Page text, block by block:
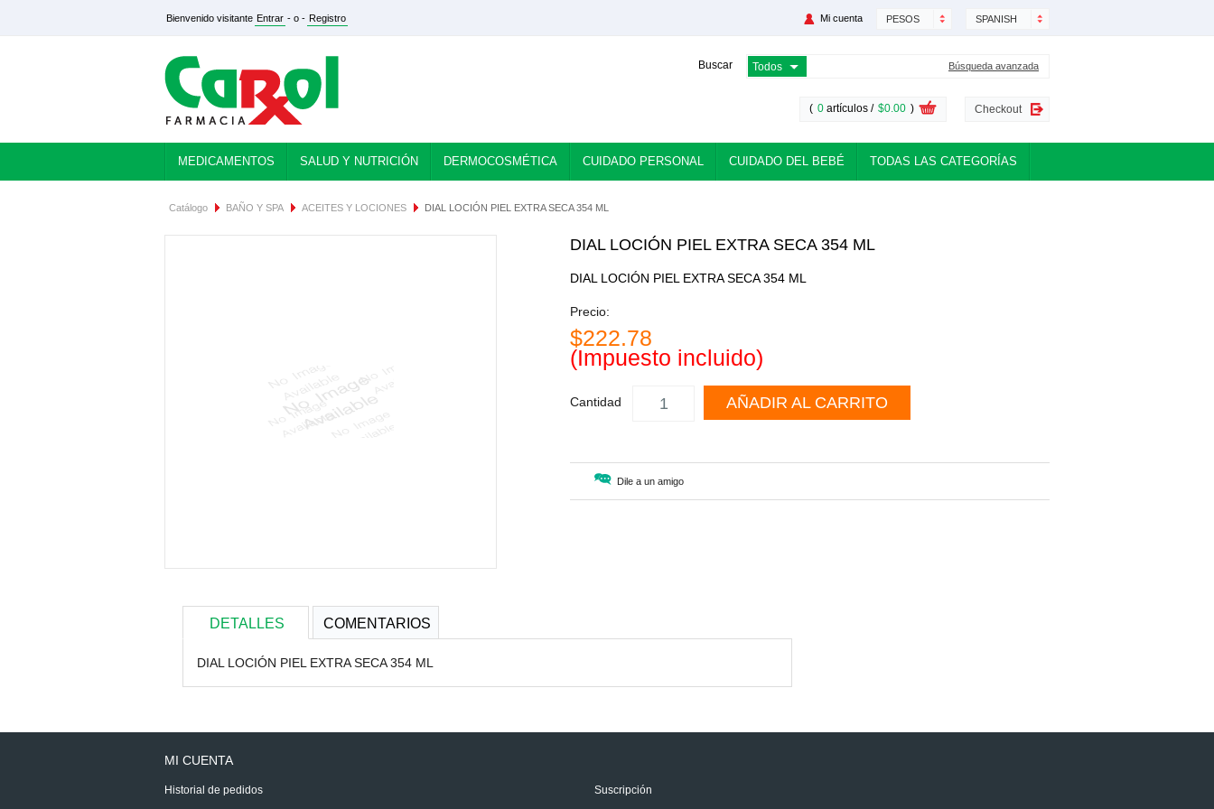
Bienvenido visitante Entrar - o - Registro SPANISH
PESOS
Mi cuenta
Buscar Búsqueda avanzada
( 0 artículos / $0.00 ) Checkout
MEDICAMENTOS SALUD Y NUTRICIÓN DERMOCOSMÉTICA CUIDADO PERSONAL CUIDADO DEL BEBÉ TODAS LAS CATEGORÍAS
Catálogo BAÑO Y SPA ACEITES Y LOCIONES DIAL LOCIÓN PIEL EXTRA SECA 354 ML
DIAL LOCIÓN PIEL EXTRA SECA 354 ML
DIAL LOCIÓN PIEL EXTRA SECA 354 ML
Precio:
$222.78
(Impuesto incluido)
Cantidad AÑADIR AL CARRITO
Dile a un amigo
DETALLES COMENTARIOS
DIAL LOCIÓN PIEL EXTRA SECA 354 ML
MI CUENTA
Historial de pedidos Suscripción